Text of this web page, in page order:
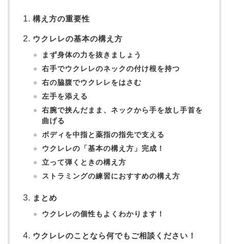
構え方の重要性
ウクレレの基本の構え方
まず身体の力を抜きましょう
右手でウクレレのネックの付け根を持つ
右の脇腹でウクレレをはさむ
左手を添える
右腕で挟んだまま、ネックから手を放し手首を
曲げる
ボディを中指と薬指の指先で支える
ウクレレの「基本の構え方」完成！
立って弾くときの構え方
ストラミングの練習におすすめの構え方
まとめ
ウクレレの個性もよくわかります！
ウクレレのことなら何でもご相談ください！